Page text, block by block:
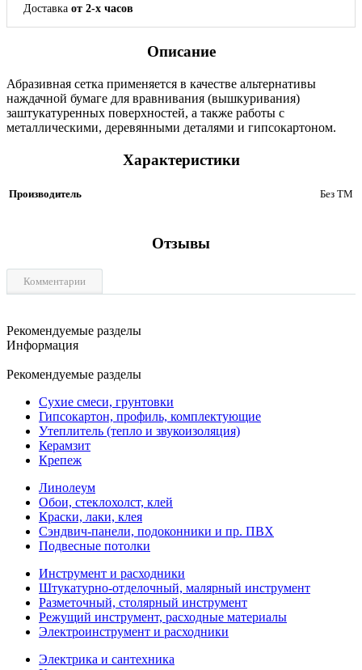
Доставка от 2-х часов
Описание
Абразивная сетка применяется в качестве альтернативы
наждачной бумаге для вравнивания (вышкуривания)
заштукатуренных поверхностей, а также работы с
металлическими, деревянными деталями и гипсокартоном.
Характеристики
Производитель Без ТМ
Отзывы
Комментарии
Рекомендуемые разделы
Информация
Рекомендуемые разделы
Сухие смеси, грунтовки
Гипсокартон, профиль, комплектующие
Утеплитель (тепло и звукоизоляция)
Керамзит
Крепеж
Линолеум
Обои, стеклохолст, клей
Краски, лаки, клея
Сэндвич-панели, подоконники и пр. ПВХ
Подвесные потолки
Инструмент и расходники
Штукатурно-отделочный, малярный инструмент
Разметочный, столярный инструмент
Режущий инструмент, расходные материалы
Электроинструмент и расходники
Электрика и сантехника